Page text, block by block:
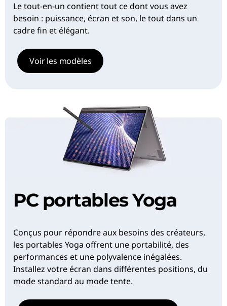
Le tout-en-un contient tout ce dont vous avez
besoin : puissance, écran et son, le tout dans un
cadre fin et élégant.
Voir les modèles
PC portables Yoga
Conçus pour répondre aux besoins des créateurs,
les portables Yoga offrent une portabilité, des
performances et une polyvalence inégalées.
Installez votre écran dans différentes positions, du
mode standard au mode tente.